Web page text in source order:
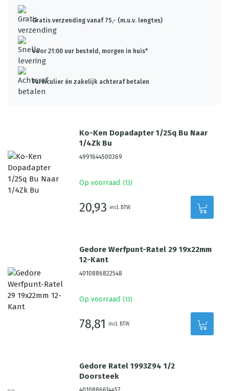
Gratis verzending vanaf 75,- (m.u.v. lengtes)
Voor 21:00 uur besteld, morgen in huis*
Particulier én zakelijk achteraf betalen
Ko-Ken Dopadapter 1/2Sq Bu Naar
1/4Zk Bu
4991644500369
Op voorraad (13)
20,93 incl. BTW
Gedore Werfpunt-Ratel 29 19x22mm
12-Kant
4010886822548
Op voorraad (13)
78,81 incl. BTW
Gedore Ratel 1993Z94 1/2
Doorsteek